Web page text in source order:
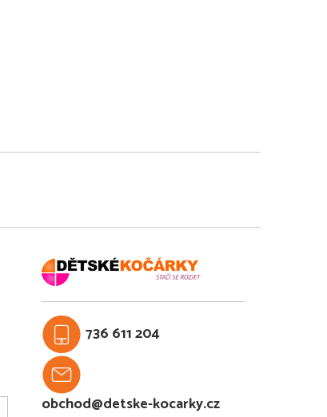
736 611 204
obchod@detske-kocarky.cz